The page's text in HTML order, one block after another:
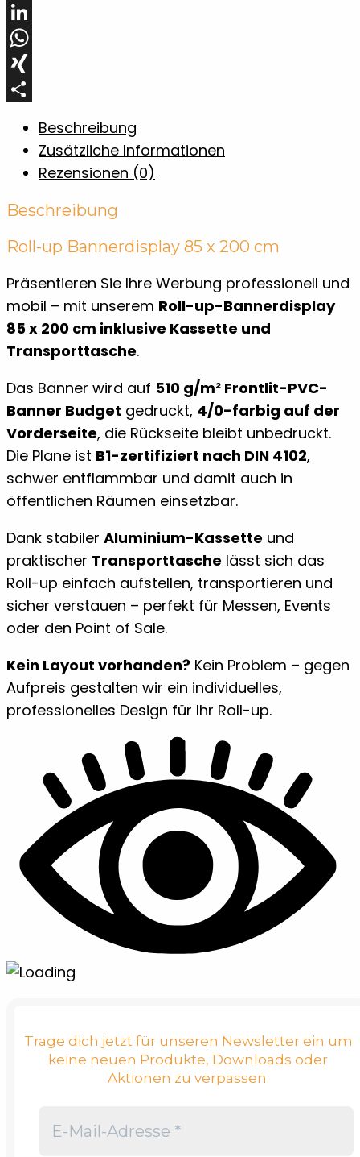
Pinterest
LinkedIn
WhatsApp
XING
Beschreibung
Zusätzliche Informationen
Rezensionen (0)
Beschreibung
Roll-up Bannerdisplay 85 x 200 cm
Präsentieren Sie Ihre Werbung professionell und
mobil – mit unserem Roll-up-Bannerdisplay
85 x 200 cm inklusive Kassette und
Transporttasche.
Das Banner wird auf 510 g/m² Frontlit-PVC-
Banner Budget gedruckt, 4/0-farbig auf der
Vorderseite, die Rückseite bleibt unbedruckt.
Die Plane ist B1-zertifiziert nach DIN 4102,
schwer entflammbar und damit auch in
öffentlichen Räumen einsetzbar.
Dank stabiler Aluminium-Kassette und
praktischer Transporttasche lässt sich das
Roll-up einfach aufstellen, transportieren und
sicher verstauen – perfekt für Messen, Events
oder den Point of Sale.
Kein Layout vorhanden? Kein Problem – gegen
Aufpreis gestalten wir ein individuelles,
professionelles Design für Ihr Roll-up.
Trage dich jetzt für unseren Newsletter ein um
keine neuen Produkte, Downloads oder
Aktionen zu verpassen.